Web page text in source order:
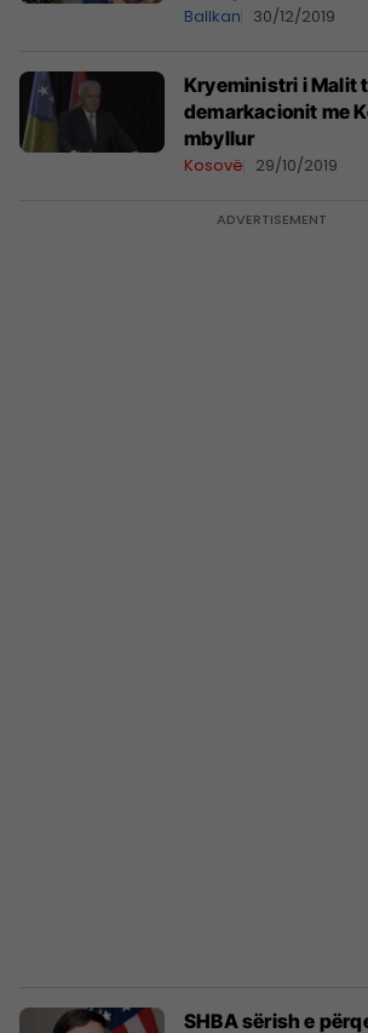
Ballkan 30/12/2019
Kryeministri i Malit
demarkacionit me
mbyllur
Kosovë 29/10/2019
SHBA sërish e